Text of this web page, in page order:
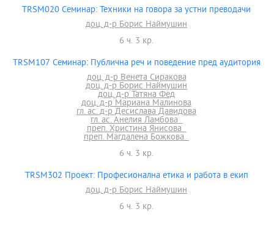
TRSM020 Семинар: Техники на говора за устни преводачи
доц. д-р Борис Наймушин
6 ч. 3 кр.
TRSM107 Семинар: Публична реч и поведение пред аудитория
доц. д-р Венета Сиракова
доц. д-р Борис Наймушин
доц. д-р Татяна Фед
доц. д-р Мариана Малинова
гл. ас. д-р Десислава Давидова
гл. ас. Анелия Ламбова
преп. Христина Янисова
преп. Магдалена Божкова
6 ч. 3 кр.
TRSM302 Проект: Професионална етика и работа в екип
доц. д-р Борис Наймушин
6 ч. 3 кр.